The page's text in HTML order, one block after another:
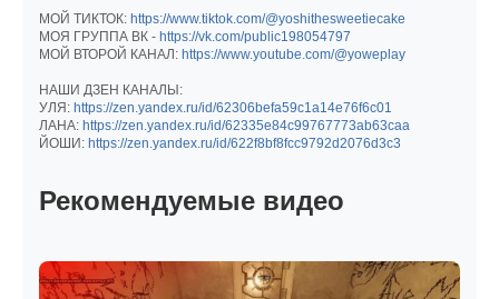
МОЙ ТИКТОК: https://www.tiktok.com/@yoshithesweetiecake
МОЯ ГРУППА ВК - https://vk.com/public198054797
МОЙ ВТОРОЙ КАНАЛ: https://www.youtube.com/@yoweplay
НАШИ ДЗЕН КАНАЛЫ:
УЛЯ: https://zen.yandex.ru/id/62306befa59c1a14e76f6c01
ЛАНА: https://zen.yandex.ru/id/62335e84c99767773ab63caa
ЙОШИ: https://zen.yandex.ru/id/622f8bf8fcc9792d2076d3c3
Рекомендуемые видео